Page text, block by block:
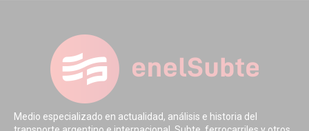
Medio especializado en actualidad, análisis e historia del